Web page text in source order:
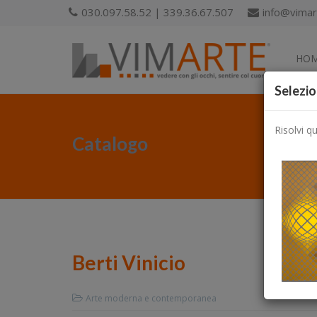
030.097.58.52 | 339.36.67.507
Catalogo
Berti Vinicio
Arte moderna e contemporanea
Risolvi